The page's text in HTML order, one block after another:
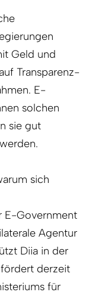
Geld und
Transparenz-
E-
solchen
sie gut
sich
E-Government
Agentur
Diia in der
fördert derzeit
für